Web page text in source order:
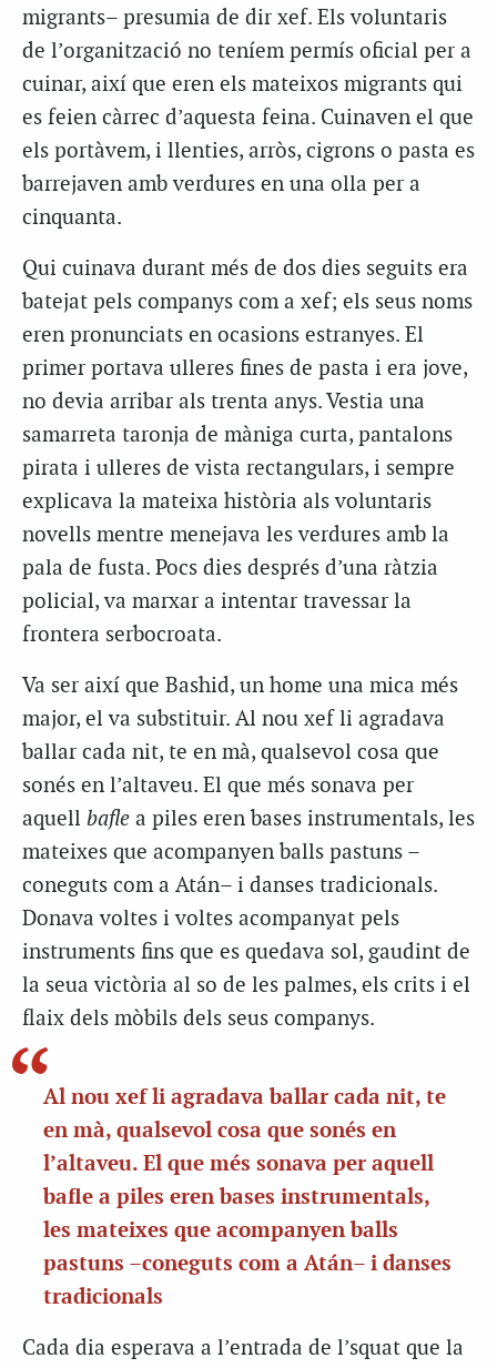
migrants– presumia de dir xef. Els voluntaris
de l’organització no teníem permís oficial per a
cuinar, així que eren els mateixos migrants qui
es feien càrrec d’aquesta feina. Cuinaven el que
els portàvem, i llenties, arròs, cigrons o pasta es
barrejaven amb verdures en una olla per a
cinquanta.
Qui cuinava durant més de dos dies seguits era
batejat pels companys com a xef; els seus noms
eren pronunciats en ocasions estranyes. El
primer portava ulleres fines de pasta i era jove,
no devia arribar als trenta anys. Vestia una
samarreta taronja de màniga curta, pantalons
pirata i ulleres de vista rectangulars, i sempre
explicava la mateixa història als voluntaris
novells mentre menejava les verdures amb la
pala de fusta. Pocs dies després d’una ràtzia
policial, va marxar a intentar travessar la
frontera serbocroata.
Va ser així que Bashid, un home una mica més
major, el va substituir. Al nou xef li agradava
ballar cada nit, te en mà, qualsevol cosa que
sonés en l’altaveu. El que més sonava per
aquell bafle a piles eren bases instrumentals, les
mateixes que acompanyen balls pastuns –
coneguts com a Atán– i danses tradicionals.
Donava voltes i voltes acompanyat pels
instruments fins que es quedava sol, gaudint de
la seua victòria al so de les palmes, els crits i el
flaix dels mòbils dels seus companys.
Al nou xef li agradava ballar cada nit, te
en mà, qualsevol cosa que sonés en
l’altaveu. El que més sonava per aquell
bafle a piles eren bases instrumentals,
les mateixes que acompanyen balls
pastuns –coneguts com a Atán– i danses
tradicionals
Cada dia esperava a l’entrada de l’squat que la